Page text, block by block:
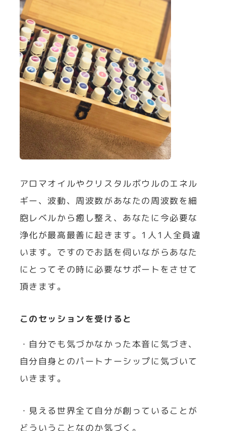
アロマオイルやクリスタルボウルのエネル
ギー、波動、周波数があなたの周波数を細
胞レベルから癒し整え、あなたに今必要な
浄化が最高最善に起きます。1人1人全員違
います。ですのでお話を伺いながらあなた
にとってその時に必要なサポートをさせて
頂きます。
このセッションを受けると
・自分でも気づかなかった本音に気づき、
自分自身とのパートナーシップに気づいて
いきます。
・見える世界全て自分が創っていることが
どういうことなのか気づく。